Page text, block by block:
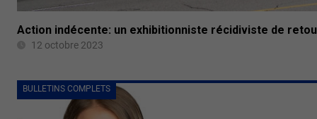
Action indécente: un exhibitionniste récidiviste de
12 octobre 2023
BULLETINS COMPLETS